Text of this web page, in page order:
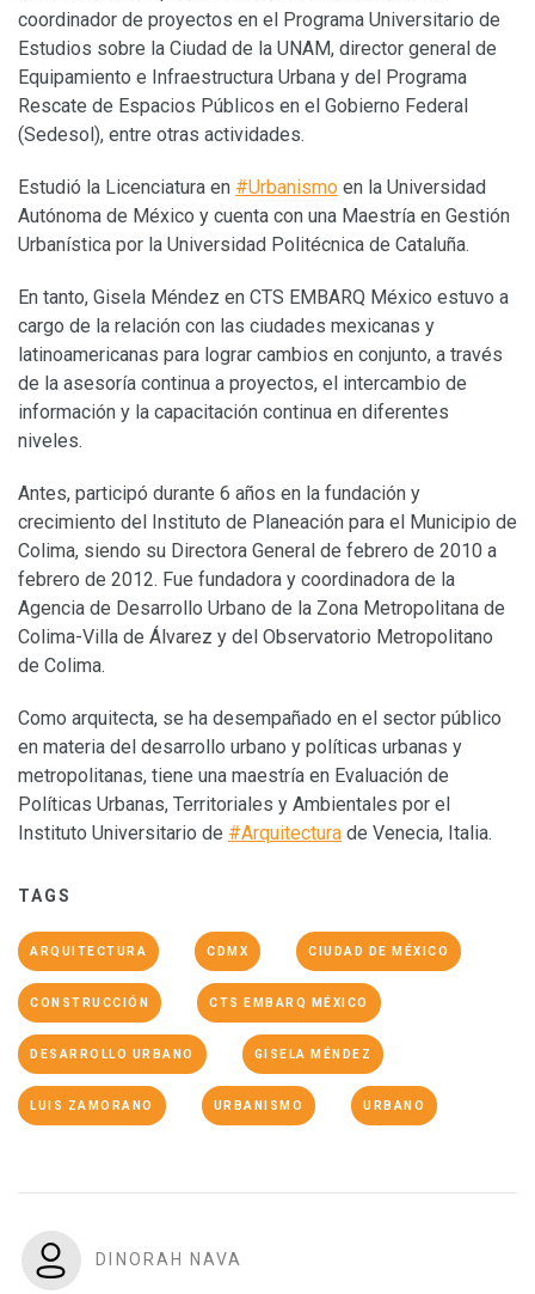
coordinador de proyectos en el Programa Universitario de
Estudios sobre la Ciudad de la UNAM, director general de
Equipamiento e Infraestructura Urbana y del Programa
Rescate de Espacios Públicos en el Gobierno Federal
(Sedesol), entre otras actividades.
Estudió la Licenciatura en #Urbanismo en la Universidad
Autónoma de México y cuenta con una Maestría en Gestión
Urbanística por la Universidad Politécnica de Cataluña.
En tanto, Gisela Méndez en CTS EMBARQ México estuvo a
cargo de la relación con las ciudades mexicanas y
latinoamericanas para lograr cambios en conjunto, a través
de la asesoría continua a proyectos, el intercambio de
información y la capacitación continua en diferentes
niveles.
Antes, participó durante 6 años en la fundación y
crecimiento del Instituto de Planeación para el Municipio de
Colima, siendo su Directora General de febrero de 2010 a
febrero de 2012. Fue fundadora y coordinadora de la
Agencia de Desarrollo Urbano de la Zona Metropolitana de
Colima-Villa de Álvarez y del Observatorio Metropolitano
de Colima.
Como arquitecta, se ha desempañado en el sector público
en materia del desarrollo urbano y políticas urbanas y
metropolitanas, tiene una maestría en Evaluación de
Políticas Urbanas, Territoriales y Ambientales por el
Instituto Universitario de #Arquitectura de Venecia, Italia.
TAGS
ARQUITECTURA CDMX CIUDAD DE MÉXICO
CONSTRUCCIÓN CTS EMBARQ MÉXICO
DESARROLLO URBANO GISELA MÉNDEZ
LUIS ZAMORANO URBANISMO URBANO
DINORAH NAVA